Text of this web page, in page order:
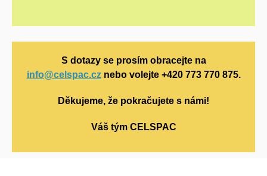
S dotazy se prosím obracejte na
info@celspac.cznebo volejte +420 773 770 875.
Děkujeme, že pokračujete s námi!
Váš tým CELSPAC